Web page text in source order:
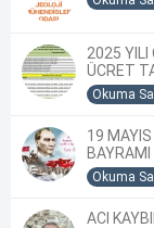
2025 YILI
ÜCRET
Okuma
19 MAYIS
Okuma
ACI